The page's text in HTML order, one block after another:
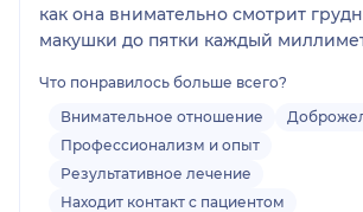
как она внимательно смотрит
макушки до пятки каждый
подождём, это все только потому что
срочно и его добавили в график
можно !
Что понравилось больше всего?
Внимательное отношение
Профессионализм и опыт
Результативное лечение
Находит контакт с пациентом